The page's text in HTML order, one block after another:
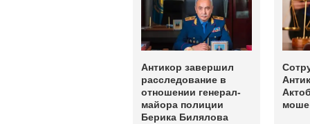
Антикор завершил
расследование в
отношении генерал-
майора полиции
Берика Билялова